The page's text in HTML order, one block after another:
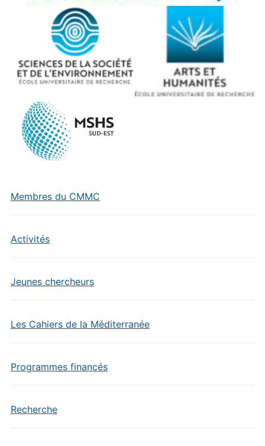
Membres du CMMC
Activités
Jeunes chercheurs
Les Cahiers de la Méditerranée
Programmes financés
Recherche